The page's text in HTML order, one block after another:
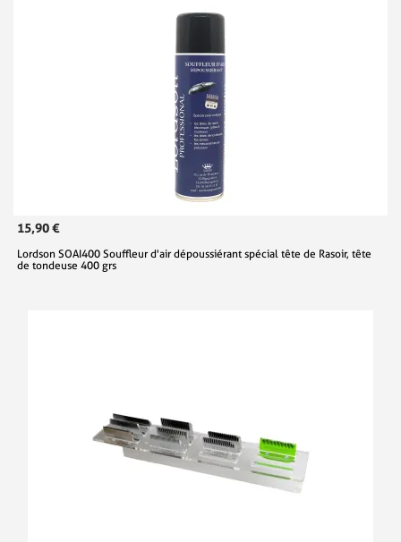
15,90 €
Lordson SOAI400 Souffleur d'air dépoussiérant spécial tête de Rasoir, tête
de tondeuse 400 grs